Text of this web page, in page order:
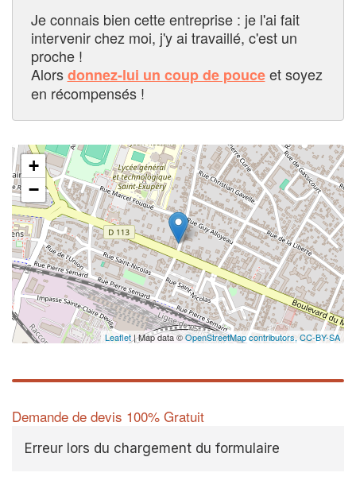
Je connais bien cette entreprise : je l'ai fait
intervenir chez moi, j'y ai travaillé, c'est un
proche !
Alorsdonnez-lui un coup de pouceet soyez
en récompensés !
+
−
Leaflet| Map data ©OpenStreetMap contributors, CC-BY-SA
Demande de devis 100% Gratuit
Erreur lors du chargement du formulaire